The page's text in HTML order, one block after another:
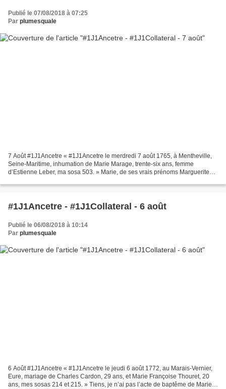
Publié le 07/08/2018 à 07:25
Par plumesquale
7 Août #1J1Ancetre « #1J1Ancetre le merdredi 7 août 1765, à Mentheville,
Seine-Maritime, inhumation de Marie Marage, trente-six ans, femme
d’Estienne Leber, ma sosa 503. » Marie, de ses vrais prénoms Marguerite
#1J1Ancetre - #1J1Collateral - 6 août
Publié le 06/08/2018 à 10:14
Par plumesquale
6 Août #1J1Ancetre « #1J1Ancetre le jeudi 6 août 1772, au Marais-Vernier,
Eure, mariage de Charles Cardon, 29 ans, et Marie Françoise Thouret, 20
ans, mes sosas 214 et 215. » Tiens, je n’ai pas l’acte de baptême de Marie